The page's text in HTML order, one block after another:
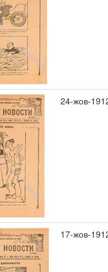
24-жов-
17-жов-